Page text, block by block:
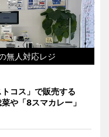
無人対応レジ
コス」で販売する
や「8スマカレー」